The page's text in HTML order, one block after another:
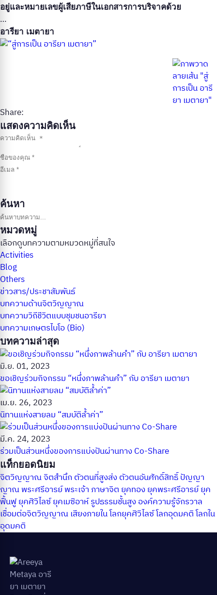
อยู่และหมายเลขผู้เสียภาษีในเอกสารการบริจาคด้วย
…
อารียา เมตายา
Share:
แสดงความคิดเห็น
ค้นหา
ค้นหาบทความ
หมวดหมู่
เลือกดูบทความตามหมวดหมู่ที่สนใจ
Activities
Blog
Others
ข่าวสาร/ประชาสัมพันธ์
บทความด้านจิตวิญญาณ
บทความวิถีชีวิตแบบชุมชนอารียา
บทความเกษตรไบโอ (Bio)
บทความล่าสุด
มิ.ย. 01, 2023
ขอเชิญร่วมกิจกรรม “หนึ่งภาพล้านคำ” กับ อารียา เมตายา
เม.ย. 26, 2023
นิทานแห่งสายลม “สมบัติล้ำค่า”
มี.ค. 24, 2023
ร่วมเป็นส่วนหนึ่งของการแบ่งปันผ่านทาง Co-Share
แท็กยอดนิยม
จิตวิญญาณจิตสำนึก ตัวตนที่สูงส่งตัวตนอันศักดิ์สิทธิ์ปัญญา
ญาณพระศรีอารย์พระเจ้า ภาษาจิต ยุคทองยุคพระศรีอารย์ยุค
ฟื้นฟูยุคศิวิไลซ์ยุคเมซิอาห์รูปธรรมชั้นสูงองค์ความรู้จักรวาล
เชื่อมต่อจิตวิญญาณ เสียงภายในโลกยุคศิวิไลซ์โลกอุดมคติโลกใน
อุดมคติ